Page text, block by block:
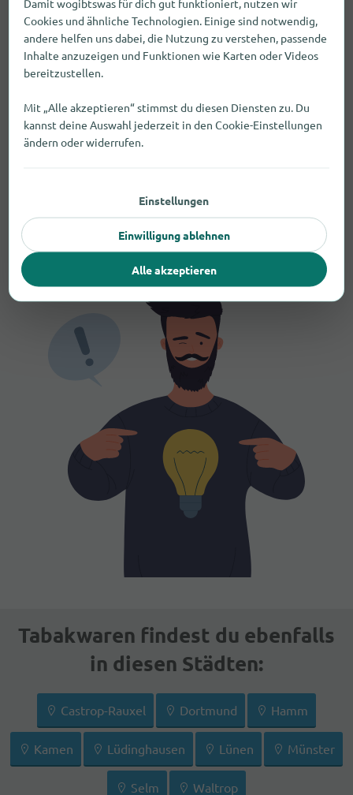
Welche Anbieter für Tabakwaren in
Nordkirchen haben besonders
Welche Geschäfte könnten in
Nordkirchen noch Tabakwaren
Worauf muss ich beim Kauf von
Tabakwaren achten?
Tabakwaren findest du ebenfalls
in diesen Städten:
Castrop-Rauxel Dortmund Hamm
Kamen Lüdinghausen Lünen Münster
Selm Waltrop
Cookies und ähnliche Technologien. Einige sind notwendig,
andere helfen uns dabei, die Nutzung zu verstehen, passende
Inhalte anzuzeigen und Funktionen wie Karten oder Videos
bereitzustellen.
Mit „Alle akzeptieren“ stimmst du diesen Diensten zu. Du
kannst deine Auswahl jederzeit in den Cookie-Einstellungen
ändern oder widerrufen.
Einstellungen
Einwilligung ablehnen
Alle akzeptieren